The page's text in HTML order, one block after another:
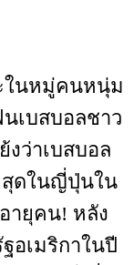
ในหมู่คนหนุ่ม
เบสบอลชาว
ว่าเบสบอล
ดในญี่ปุ่นใน
ายุคน! หลัง
อเมริกาในปี